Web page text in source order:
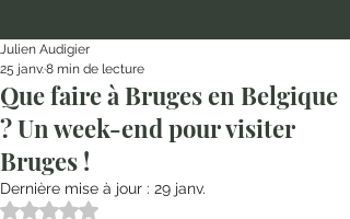
Que faire à Bruges en Belgique
? Un week-end pour visiter
Bruges !
Julien Audigier
25 janv.8 min de lecture
Dernière mise à jour : 29 janv.
Noté NaN étoiles sur 5.